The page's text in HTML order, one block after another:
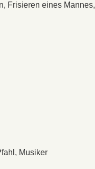
Frisieren eines Mannes,
Musiker